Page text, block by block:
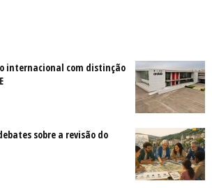
internacional com distinção
sobre a revisão do